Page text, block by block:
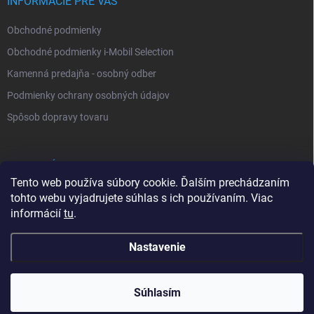
Tento web používa súbory cookie. Ďalším prechádzaním
tohto webu vyjadrujete súhlas s ich používaním. Viac
informácií tu.
Nastavenie
Súhlasím
Obchodné podmienky
Obchodné podmienky i-Mobil Selection
Kamenná predajňa - osobný odber
Podmienky ochrany osobných údajov
Spôsob dopravy tovaru
i-Mobil.sk . Všetky práva vyhradené.